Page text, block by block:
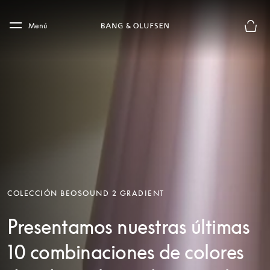
Skip to main footer
Menú
COLECCIÓN BEOSOUND 2 GRADIENT
Presentamos nuestras últimas
10 combinaciones de colores